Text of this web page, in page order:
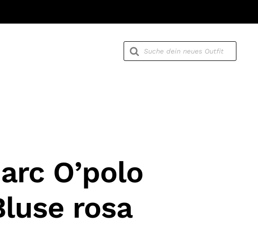
Products
search
O’polo
rosa